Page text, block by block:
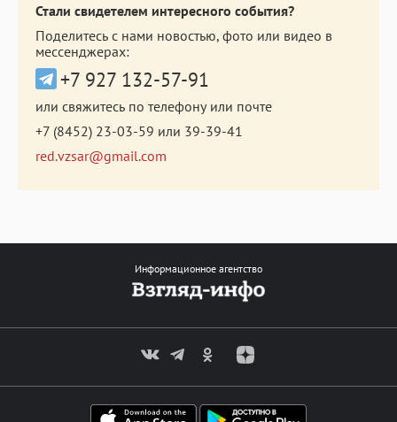
Стали свидетелем интересного события?
Поделитесь с нами новостью, фото или видео в
мессенджерах:
+7 927 132-57-91
или свяжитесь по телефону или почте
+7 (8452) 23-03-59 или 39-39-41
red.vzsar@gmail.com
Информационное агентство